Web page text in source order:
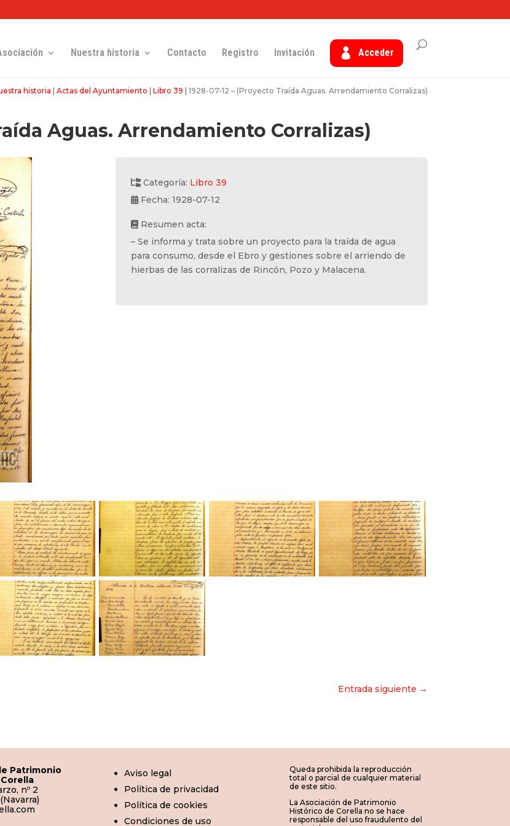
Nuestra historia Contacto Registro Invitación Acceder
historia Actas del Ayuntamiento Libro 39 1928-07-12 – (Proyecto Traída Aguas. Arrendamiento Corralizas)
Aguas. Arrendamiento Corralizas)
Categoría: Libro 39
Fecha: 1928-07-12
Resumen acta:
– Se informa y trata sobre un proyecto para la traída de agua
para consumo, desde el Ebro y gestiones sobre el arriendo de
hierbas de las corralizas de Rincón, Pozo y Malacena.
Entrada siguiente →
Patrimonio
nº 2
Aviso legal
Política de privacidad
Política de cookies
Condiciones de uso
Queda prohibida la reproducción
total o parcial de cualquier material
de este sitio.
La Asociación de Patrimonio
Histórico de Corella no se hace
responsable del uso fraudulento del